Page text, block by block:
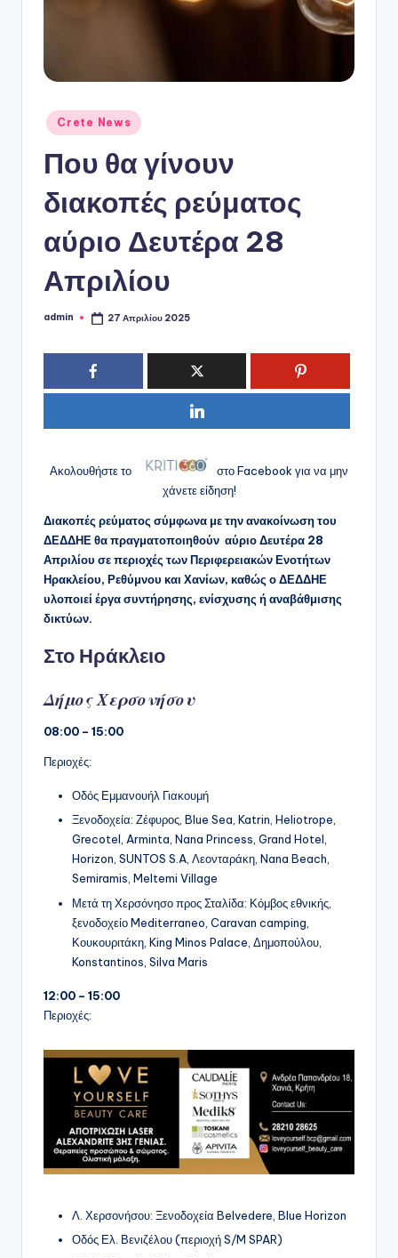
Αναρτήθηκε
σε
Crete News
Που θα γίνουν
διακοπές ρεύματος
αύριο Δευτέρα 28
Απριλίου
Συγγραφέας:
admin 27 Απριλίου 2025
Ακολουθήστε το
στο Facebook για να μην
χάνετε είδηση!
Διακοπές ρεύματος σύμφωνα με την ανακοίνωση του
ΔΕΔΔΗΕ θα πραγματοποιηθούν αύριο Δευτέρα 28
Απριλίου σε περιοχές των Περιφερειακών Ενοτήτων
Ηρακλείου, Ρεθύμνου και Χανίων, καθώς ο ΔΕΔΔΗΕ
υλοποιεί έργα συντήρησης, ενίσχυσης ή αναβάθμισης
δικτύων.
Στο Ηράκλειο
Δήμος Χερσονήσου
08:00 – 15:00
Περιοχές:
Οδός Εμμανουήλ Γιακουμή
Ξενοδοχεία: Ζέφυρος, Blue Sea, Katrin, Heliotrope,
Grecotel, Arminta, Nana Princess, Grand Hotel,
Horizon, SUNTOS S.A, Λεονταράκη, Nana Beach,
Semiramis, Meltemi Village
Μετά τη Χερσόνησο προς Σταλίδα: Κόμβος εθνικής,
ξενοδοχείο Mediterraneo, Caravan camping,
Κουκουριτάκη, King Minos Palace, Δημοπούλου,
Konstantinos, Silva Maris
12:00 – 15:00
Περιοχές:
Λ. Χερσονήσου: Ξενοδοχεία Belvedere, Blue Horizon
Οδός Ελ. Βενιζέλου (περιοχή S/M SPAR)